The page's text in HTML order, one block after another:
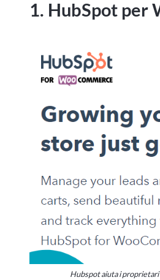
giocatori.
Per coloro che sono
Canada, ci sono
importante scegliere
ed equa. Per
Implicazioni
società
Il gioco d'azzardo ad
ultimi anni, con un
1. HubSpot per
Hubspot aiuta i